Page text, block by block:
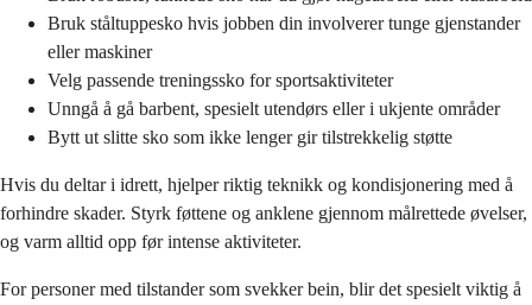
Bruk ståltuppesko hvis jobben din involverer tunge gjenstander
eller maskiner
Velg passende treningssko for sportsaktiviteter
Unngå å gå barbent, spesielt utendørs eller i ukjente områder
Bytt ut slitte sko som ikke lenger gir tilstrekkelig støtte
Hvis du deltar i idrett, hjelper riktig teknikk og kondisjonering med å
forhindre skader. Styrk føttene og anklene gjennom målrettede øvelser,
og varm alltid opp før intense aktiviteter.
For personer med tilstander som svekker bein, blir det spesielt viktig å